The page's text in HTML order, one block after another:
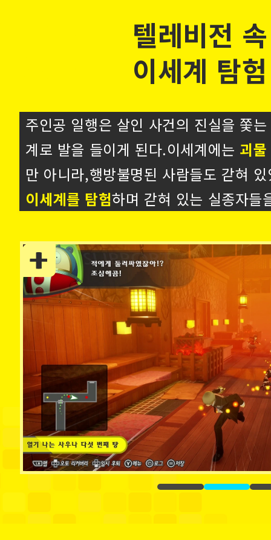
텔레비전 속
이세계 탐험
주인공 일행은 살인 사건의 진실을 쫓
계로 발을 들이게 된다.이세계에는 괴
만 아니라,행방불명된 사람들도 갇혀
이세계를 탐험하며 갇혀 있는 실종자들